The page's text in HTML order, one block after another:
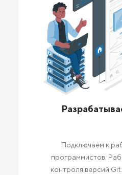
Подключаем к
программистов.
контроля версий